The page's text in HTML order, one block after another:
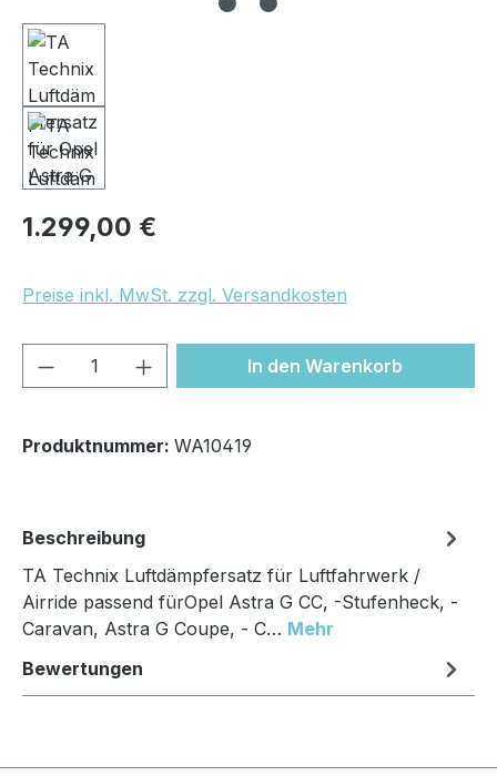
Regulärer Preis:
1.299,00 €
Preise inkl. MwSt. zzgl. Versandkosten
Produkt Anzahl: Gib denIn den Warenkorb
Produktnummer: WA10419
Beschreibung
TA Technix Luftdämpfersatz für Luftfahrwerk /
Airride passend fürOpel Astra G CC, -Stufenheck, -
Caravan, Astra G Coupe, - C… Mehr
Bewertungen